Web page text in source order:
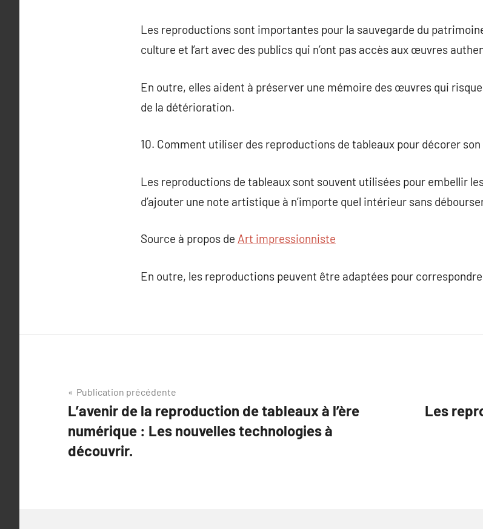
Les reproductions sont importantes pour la sauvegarde du
culture et l’art avec des publics qui n’ont pas accès aux œuvres
En outre, elles aident à préserver une mémoire des œuvres qui
de la détérioration.
10. Comment utiliser des reproductions de tableaux pour décorer
Les reproductions de tableaux sont souvent utilisées pour embellir
d’ajouter une note artistique à n’importe quel intérieur sans
Source à propos de Art impressionniste
En outre, les reproductions peuvent être adaptées pour
Navigation
de
l’article
Publication précédente
L’avenir de la reproduction de tableaux à l’ère
numérique : Les nouvelles technologies à
découvrir.
Les